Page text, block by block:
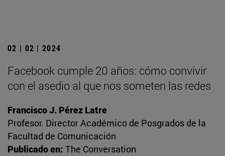
02 | 02 | 2024
Facebook cumple 20 años: cómo convivir
con el asedio al que nos someten las redes
Francisco J. Pérez Latre
Profesor. Director Académico de Posgrados de la
Facultad de Comunicación
Publicado en: The Conversation